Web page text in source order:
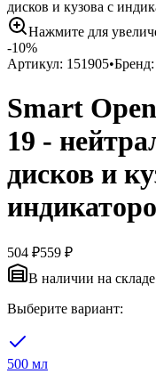
дисков и кузова с
Нажмите для
-10%
Артикул: 151905•Бренд:
Smart
19 -
дисков и
504 ₽559 ₽
В наличии на складе
Выберите вариант:
500 мл